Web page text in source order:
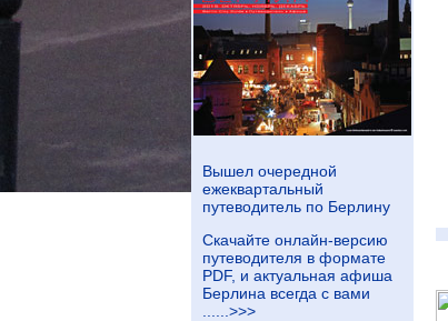
Вышел очередной
ежеквартальный
путеводитель по Берлину
Скачайте онлайн-версию
путеводителя в формате
PDF, и актуальная афиша
Берлина всегда с вами
......>>>